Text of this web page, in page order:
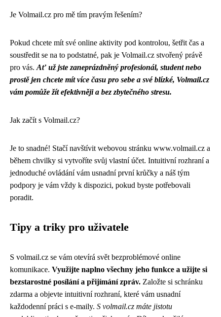
Je Volmail.cz pro mě tím pravým řešením?
Pokud chcete mít své online aktivity pod kontrolou, šetřit čas a
soustředit se na to podstatné, pak je Volmail.cz stvořený právě
pro vás. Ať už jste zaneprázdněný profesionál, student nebo
prostě jen chcete mít více času pro sebe a své blízké, Volmail.cz
vám pomůže žít efektivněji a bez zbytečného stresu.
Jak začít s Volmail.cz?
Je to snadné! Stačí navštívit webovou stránku www.volmail.cz a
během chvilky si vytvoříte svůj vlastní účet. Intuitivní rozhraní a
jednoduché ovládání vám usnadní první krůčky a náš tým
podpory je vám vždy k dispozici, pokud byste potřebovali
poradit.
Tipy a triky pro uživatele
S volmail.cz se vám otevírá svět bezproblémové online
komunikace. Využijte naplno všechny jeho funkce a užijte si
bezstarostné posílání a přijímání zpráv. Založte si schránku
zdarma a objevte intuitivní rozhraní, které vám usnadní
každodenní práci s e-maily. S volmail.cz máte jistotu